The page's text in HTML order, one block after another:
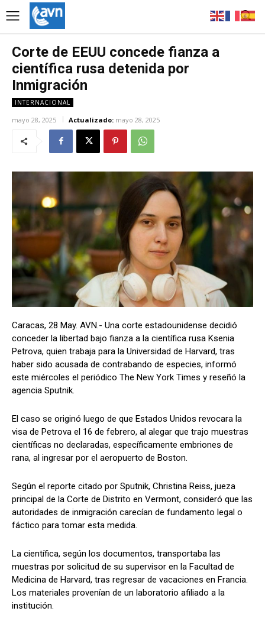
Corte de EEUU concede fianza a
científica rusa detenida por
Inmigración
INTERNACIONAL
mayo 28, 2025 Actualizado: mayo 28, 2025
Caracas, 28 May. AVN.- Una corte estadounidense decidió
conceder la libertad bajo fianza a la científica rusa Ksenia
Petrova, quien trabaja para la Universidad de Harvard, tras
haber sido acusada de contrabando de especies, informó
este miércoles el periódico The New York Times y reseñó la
agencia Sputnik.
El caso se originó luego de que Estados Unidos revocara la
visa de Petrova el 16 de febrero, al alegar que trajo muestras
científicas no declaradas, específicamente embriones de
rana, al ingresar por el aeropuerto de Boston.
Según el reporte citado por Sputnik, Christina Reiss, jueza
principal de la Corte de Distrito en Vermont, consideró que las
autoridades de inmigración carecían de fundamento legal o
fáctico para tomar esta medida.
La científica, según los documentos, transportaba las
muestras por solicitud de su supervisor en la Facultad de
Medicina de Harvard, tras regresar de vacaciones en Francia.
Los materiales provenían de un laboratorio afiliado a la
institución.